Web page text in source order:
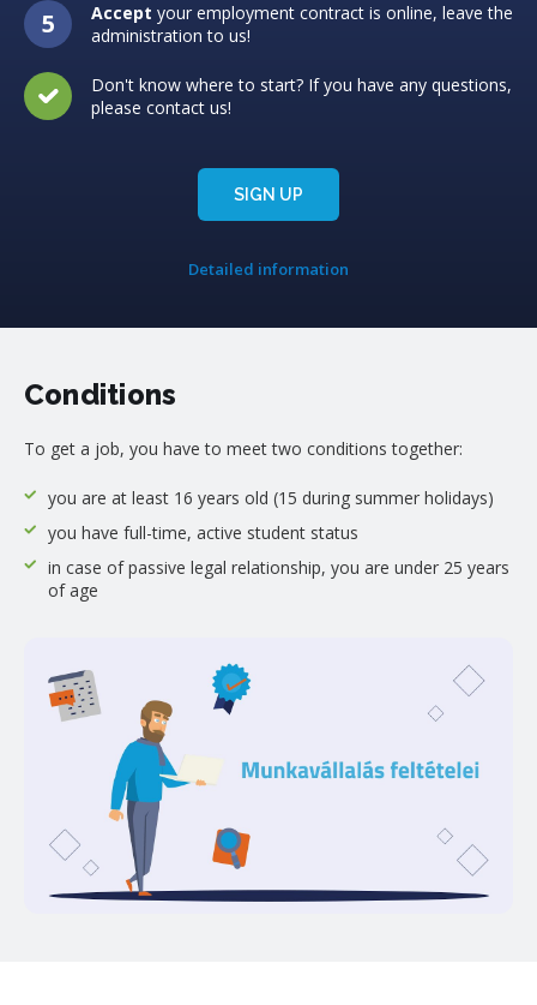
Accept your employment contract is online, leave the
administration to us!
Don't know where to start? If you have any questions,
please contact us!
SIGN UP
Detailed information
Conditions
To get a job, you have to meet two conditions together:
you are at least 16 years old (15 during summer holidays)
you have full-time, active student status
in case of passive legal relationship, you are under 25 years
of age